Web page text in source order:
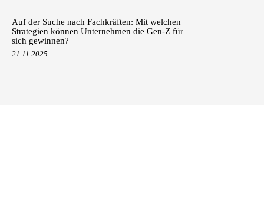
Auf der Suche nach Fachkräften: Mit welchen
Strategien können Unternehmen die Gen-Z für
sich gewinnen?
21.11.2025